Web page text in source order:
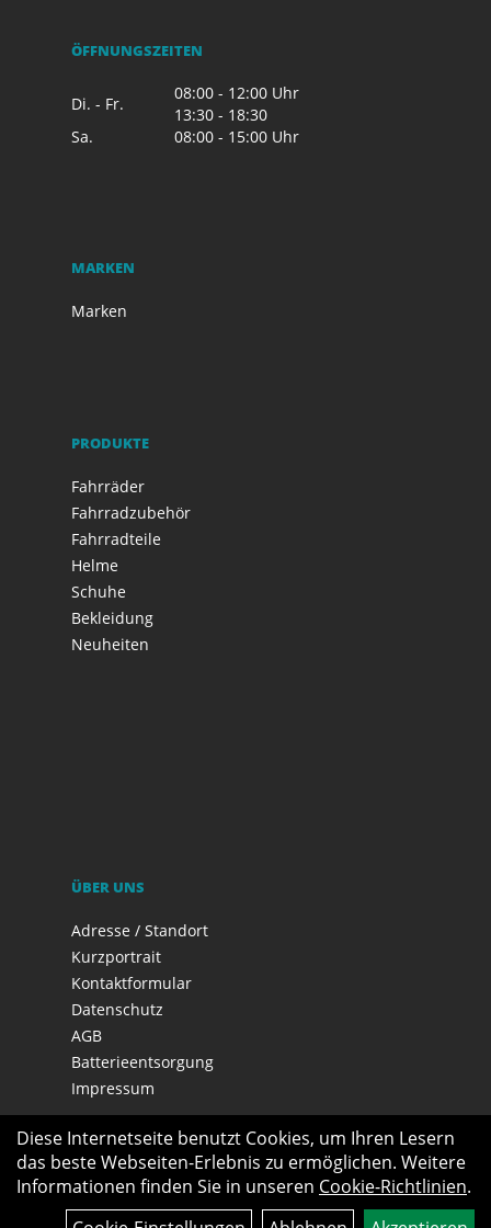
ÖFFNUNGSZEITEN
Di. - Fr.
08:00 - 12:00 Uhr
13:30 - 18:30
Sa.
08:00 - 15:00 Uhr
MARKEN
Marken
PRODUKTE
Fahrräder
Fahrradzubehör
Fahrradteile
Helme
Schuhe
Bekleidung
Neuheiten
ÜBER UNS
Adresse / Standort
Kurzportrait
Kontaktformular
Datenschutz
AGB
Batterieentsorgung
Impressum
Diese Internetseite benutzt Cookies, um Ihren Lesern
das beste Webseiten-Erlebnis zu ermöglichen. Weitere
Informationen finden Sie in unseren Cookie-Richtlinien.